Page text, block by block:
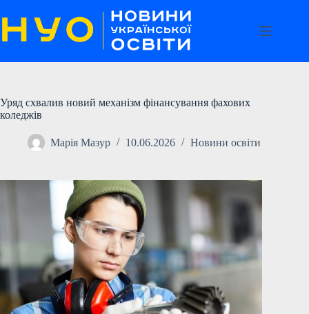
до
вмісту
Уряд схвалив новий механізм фінансування фахових
коледжів
Марія Мазур 10.06.2026 Новини освіти